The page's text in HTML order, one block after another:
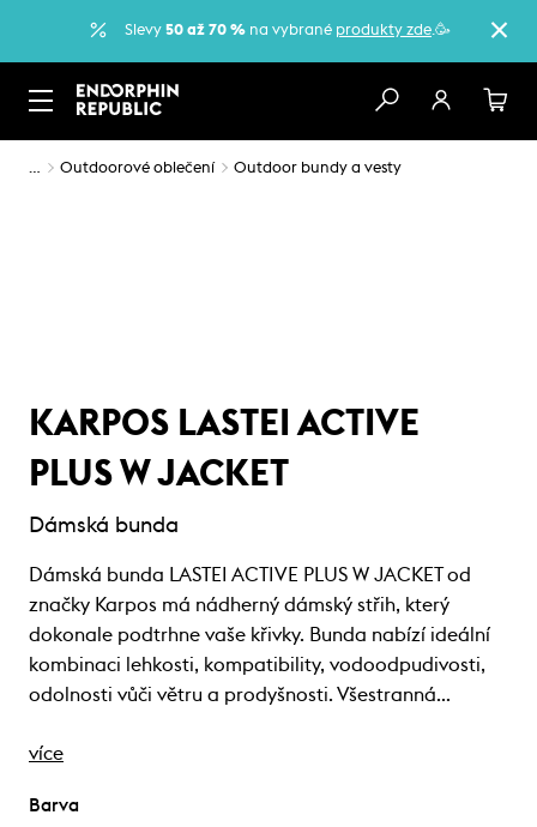
Slevy 50 až 70 % na vybrané produkty zde.🥳
… Outdoorové oblečení Outdoor bundy a vesty
KARPOS LASTEI ACTIVE
PLUS W JACKET
Dámská bunda
Dámská bunda LASTEI ACTIVE PLUS W JACKET od
značky Karpos má nádherný dámský střih, který
dokonale podtrhne vaše křivky. Bunda nabízí ideální
kombinaci lehkosti, kompatibility, vodoodpudivosti,
odolnosti vůči větru a prodyšnosti. Všestranná…
více
Barva